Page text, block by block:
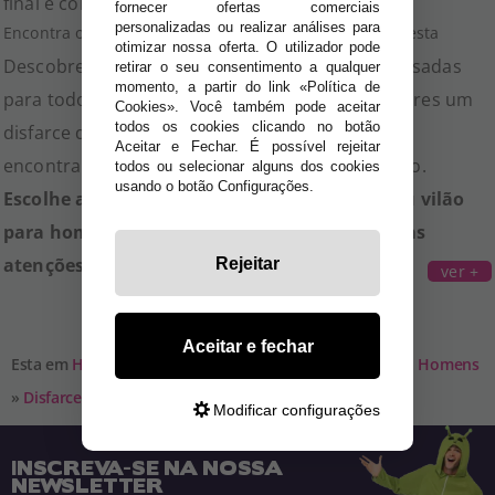
Encontra o teu disfarce e torna-te o protagonista da festa
Descobre uma grande variedade de opções pensadas
para todos os gostos e orçamentos. Quer procures um
disfarce divertido, original ou impactante, aqui
encontrarás a opção ideal para qualquer ocasião.
Escolhe agora o teu disfarce de super-herói ou vilão
para homem e prepara-te para ser o centro das
atenções na tua próxima festa.
ver +
Esta em Home
Disfarces para Homens
» Disfarces de Super-Heróis e Vilões para Homens
INSCREVA-SE NA NOSSA
NEWSLETTER
fornecer ofertas comerciais
personalizadas ou realizar análises para
otimizar nossa oferta. O utilizador pode
retirar o seu consentimento a qualquer
momento, a partir do link «Política de
Cookies». Você também pode aceitar
todos os cookies clicando no botão
Aceitar e Fechar. É possível rejeitar
todos ou selecionar alguns dos cookies
usando o botão Configurações.
Rejeitar
Aceitar e fechar
Modificar configurações